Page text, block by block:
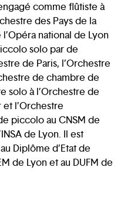
comme flûtiste à
des Pays de la
national de Lyon
solo par de
de Paris, l’Orchestre
de chambre de
solo à l’Orchestre de
et l’Orchestre
piccolo au CNSM de
de Lyon. Il est
Diplôme d’Etat de
de Lyon et au DUFM de